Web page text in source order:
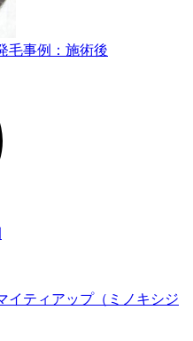
イティアップ（ミノキシジ